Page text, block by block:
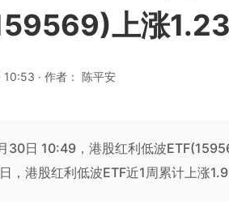
上涨
· 作者： 陈平安
30日 10:49，港股红利低波
，港股红利低波ETF近1周累计上涨